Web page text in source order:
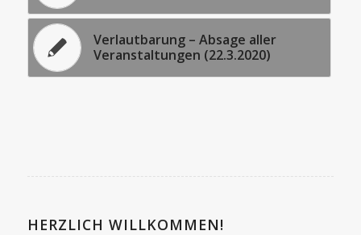
Verlautbarung – Absage aller
Veranstaltungen (22.3.2020)
HERZLICH WILLKOMMEN!